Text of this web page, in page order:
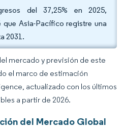
del 37,25% en 2025,
que Asia-Pacífico registre una
2031.
mercado y previsión de este
el marco de estimación
actualizado con los últimos
a partir de 2026.
del Mercado Global